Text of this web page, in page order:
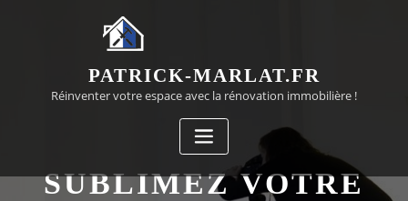
PATRICK-MARLAT.FR
Réinventer votre espace avec la rénovation immobilière !
SUBLIMEZ VOTRE